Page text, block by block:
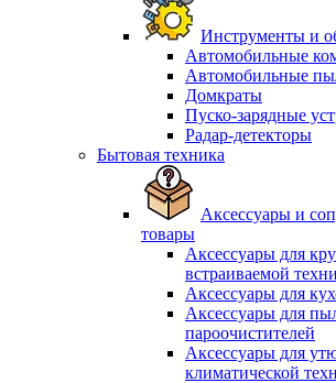
Инструменты и
Автомобильные
Автомобильные
Домкраты
Пуско-зарядные
Радар-детекторы
Бытовая техника
Аксессуары и
товары
Аксессуары для
встраиваемой
Аксессуары для
Аксессуары для
пароочистителей
Аксессуары для
климатической